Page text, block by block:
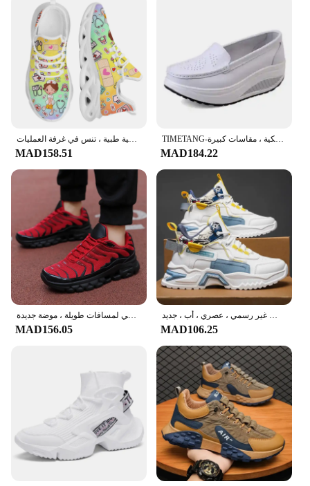
أحذية ممرضة مانعة الانزلاق للنساء والفتيات ، أحذية رياضية للعمل في المستشفيات ، أحذية جراحية طبية ، تنس في غرفة العمليات
MAD158.51
TIMETANG-حذاء نسائي بنعل سميك من الجلد ، أحذية صيفية ، أحذية عمل ، جلد ، فتحات شبكية ، مقاسات كبيرة ، C202
MAD184.22
أحذية ركض جيدة التهوية للرجال ، أحذية رياضية كاجوال للركض ، رياضات ترفيهية خارجية ، أحذية بدون كعب للمشي لمسافات طويلة ، موضة جديدة
MAD156.05
أحذية رياضية متعددة الاستخدامات للرجال ، ارتفاع متزايد ، ركض غير رسمي ، عصري ، أب ، جديد
MAD106.25